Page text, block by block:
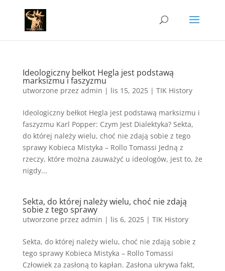
Ideologiczny bełkot Hegla jest podstawą
marksizmu i faszyzmu
utworzone przez admin | lis 15, 2025| TIK History
Ideologiczny bełkot Hegla jest podstawą marksizmu i
faszyzmu Karl Popper: Czym Jest Dialektyka? Sekta,
do której należy wielu, choć nie zdają sobie z tego
sprawy Kobieca Mistyka – Rollo Tomassi Jedną z
rzeczy, które można zauważyć u ideologów, jest to, że
nigdy...
Sekta, do której należy wielu, choć nie zdają
sobie z tego sprawy
utworzone przez admin | lis 6, 2025| TIK History
Sekta, do której należy wielu, choć nie zdają sobie z
tego sprawy Kobieca Mistyka – Rollo Tomassi
Człowiek za zasłoną to kapłan. Zasłona ukrywa fakt,